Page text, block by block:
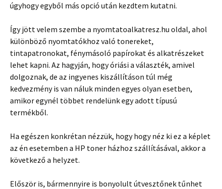
úgyhogy egyből más opció után kezdtem kutatni.
Így jött velem szembe a nyomtatoalkatresz.hu oldal, ahol
különböző nyomtatókhoz való tonereket,
tintapatronokat, fénymásoló papírokat és alkatrészeket
lehet kapni. Az hagyján, hogy óriási a választék, amivel
dolgoznak, de az ingyenes kiszállításon túl még
kedvezmény is van náluk minden egyes olyan esetben,
amikor egynél többet rendelünk egy adott típusú
termékből.
Ha egészen konkrétan nézzük, hogy hogy néz ki ez a képlet
az én esetemben a HP toner házhoz szállításával, akkor a
következő a helyzet.
Először is, bármennyire is bonyolult útvesztőnek tűnhet